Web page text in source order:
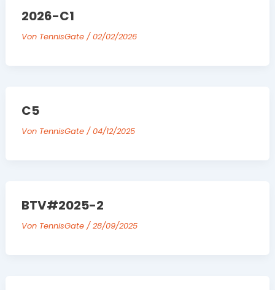
2026-C1
Von TennisGate /02/02/2026
C5
Von TennisGate /04/12/2025
BTV#2025-2
Von TennisGate /28/09/2025